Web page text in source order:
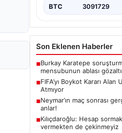
BTC 3091729
Son Eklenen Haberler
■Burkay Karatepe
mensubunun ablası
■FIFA’yı Boykot Kararı Alan
Atmıyor
■Neymar’ın maç sonrası
anlar!
■Kılıçdaroğlu: Hesap
vermekten de çekinmeyiz